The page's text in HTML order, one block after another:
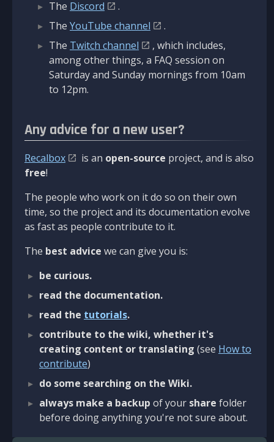
The Discord
.
The YouTube channel
.
The Twitch channel
, which includes,
among other things, a FAQ session on
Saturday and Sunday mornings from 10am
to 12pm.
Any advice for a new user?
Recalbox is an open-source project, and is also
free!
The people who work on it do so on their own
time, so the project and its documentation evolve
as fast as people contribute to it.
The best advice we can give you is:
be curious.
read the documentation.
read the tutorials.
contribute to the wiki, whether it's
creating content or translating (see How to
contribute)
do some searching on the Wiki.
always make a backup of your share folder
before doing anything you're not sure about.